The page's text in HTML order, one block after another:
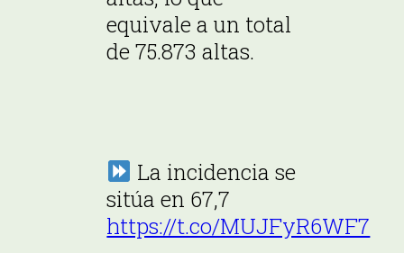
equivale a un total
de 75.873 altas.
La incidencia se
sitúa en 67,7
https://t.co/MUJFyR6WF7